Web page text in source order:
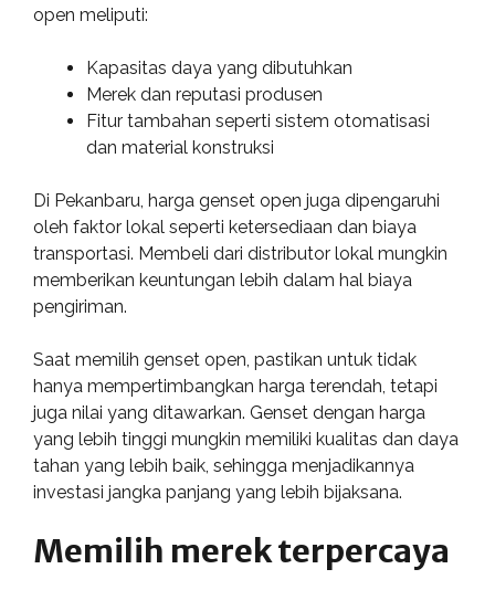
open meliputi:
Kapasitas daya yang dibutuhkan
Merek dan reputasi produsen
Fitur tambahan seperti sistem otomatisasi
dan material konstruksi
Di Pekanbaru, harga genset open juga dipengaruhi
oleh faktor lokal seperti ketersediaan dan biaya
transportasi. Membeli dari distributor lokal mungkin
memberikan keuntungan lebih dalam hal biaya
pengiriman.
Saat memilih genset open, pastikan untuk tidak
hanya mempertimbangkan harga terendah, tetapi
juga nilai yang ditawarkan. Genset dengan harga
yang lebih tinggi mungkin memiliki kualitas dan daya
tahan yang lebih baik, sehingga menjadikannya
investasi jangka panjang yang lebih bijaksana.
Memilih merek terpercaya